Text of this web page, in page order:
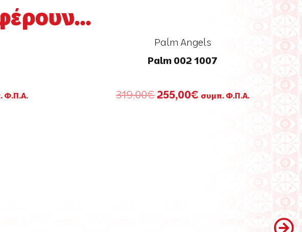
Φ.Π.Α.
Palm Angels
Palm 002 1007
319,00€ Original
255,00€Ησυμπ. Φ.Π.Α.